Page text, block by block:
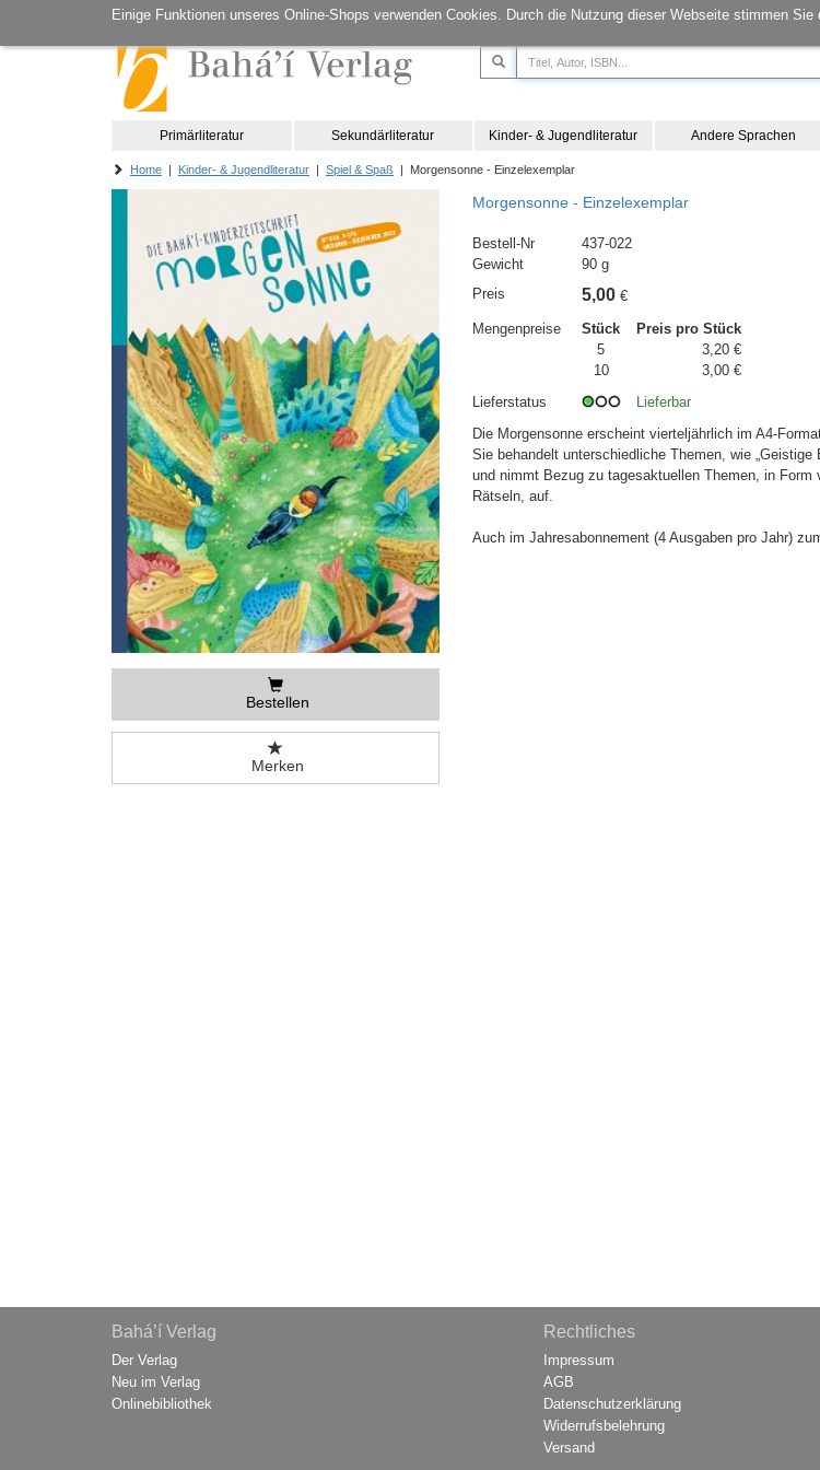
Einige Funktionen unseres Online-Shops verwenden Cookies. Durch die Nutzung dieser Webseite stimmen Sie
Primärliteratur Sekundärliteratur Kinder- & Jugendliteratur Andere Sprachen
Home | Kinder- & Jugendliteratur | Spiel & Spaß | Morgensonne - Einzelexemplar
Bestellen
Merken
Morgensonne - Einzelexemplar
Bestell-Nr
437-022
Gewicht
90 g
Preis
5,00 €
Mengenpreise
Stück
Preis pro Stück
5
3,20 €
10
3,00 €
Lieferstatus
Lieferbar
Die Morgensonne erscheint vierteljährlich im A4-
Sie behandelt unterschiedliche Themen, wie
und nimmt Bezug zu tagesaktuellen Themen, in
Rätseln, auf.
Auch im Jahresabonnement (4 Ausgaben pro Jahr)
Bahá’í Verlag
Der Verlag
Neu im Verlag
Onlinebibliothek
Rechtliches
Impressum
AGB
Datenschutzerklärung
Widerrufsbelehrung
Versand